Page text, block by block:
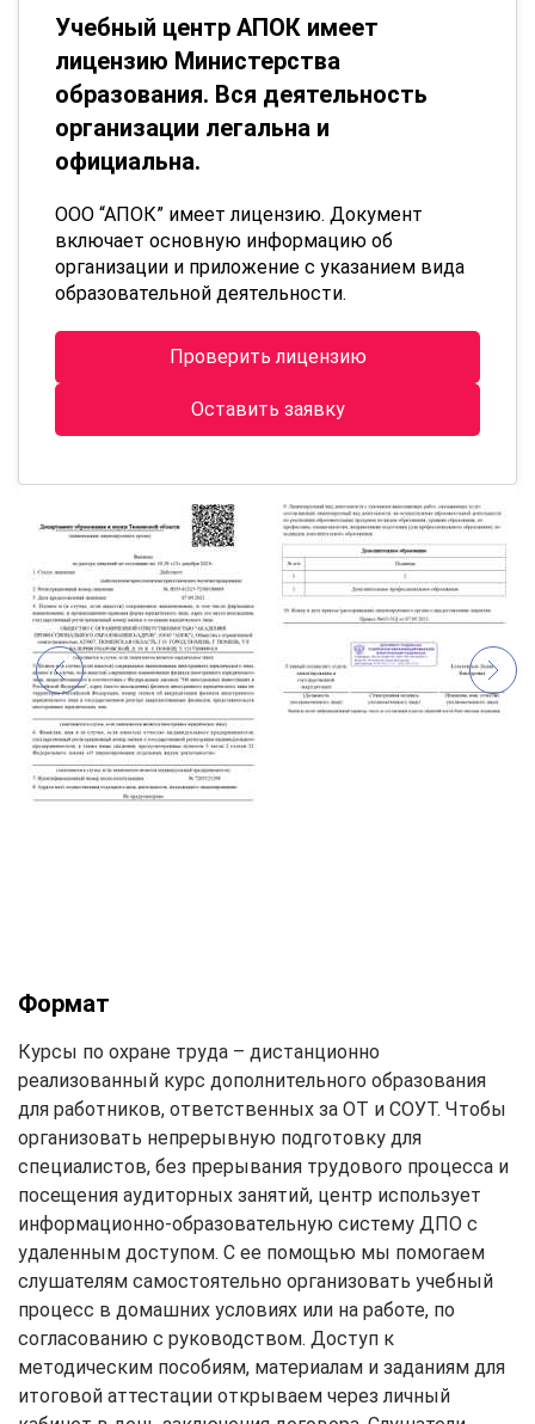
Учебный центр АПОК имеет
лицензию Министерства
образования. Вся деятельность
организации легальна и
официальна.
ООО “АПОК” имеет лицензию. Документ
включает основную информацию об
организации и приложение с указанием вида
образовательной деятельности.
Проверить лицензию
Оставить заявку
Формат
Курсы по охране труда – дистанционно
реализованный курс дополнительного образования
для работников, ответственных за ОТ и СОУТ. Чтобы
организовать непрерывную подготовку для
специалистов, без прерывания трудового процесса и
посещения аудиторных занятий, центр использует
информационно-образовательную систему ДПО с
удаленным доступом. С ее помощью мы помогаем
слушателям самостоятельно организовать учебный
процесс в домашних условиях или на работе, по
согласованию с руководством. Доступ к
методическим пособиям, материалам и заданиям для
итоговой аттестации открываем через личный